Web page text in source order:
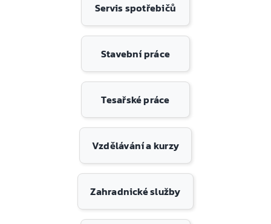
Servis spotřebičů
Stavební práce
Tesařské práce
Vzdělávání a kurzy
Zahradnické služby